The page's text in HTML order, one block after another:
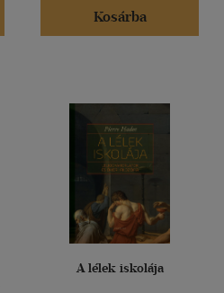
Kosárba
A lélek iskolája